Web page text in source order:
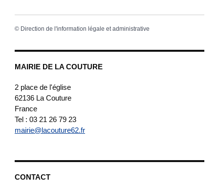
MAIRIE DE LA COUTURE
2 place de l'église
62136 La Couture
France
Tel : 03 21 26 79 23
mairie@lacouture62.fr
CONTACT
© Direction de l'information légale et administrative